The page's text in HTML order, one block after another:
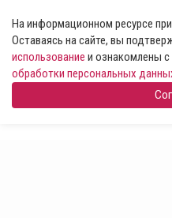
На информационном ресурсе
Оставаясь на сайте, вы
использование и ознакомлены с
обработки персональных